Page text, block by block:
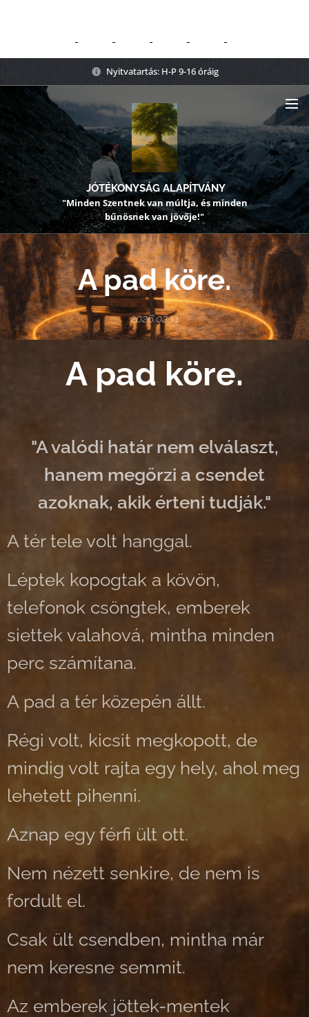
Nyitvatartás: H-P 9-16 óráig
JÓTÉKONYSÁG ALAPÍTVÁNY
"Minden Szentnek van múltja, és minden
bűnösnek van jövője!"
A pad köre.
2026.02.11
A pad köre.
"A valódi határ nem elválaszt,
hanem megőrzi a csendet
azoknak, akik érteni tudják."
A tér tele volt hanggal.
Léptek kopogtak a kövön,
telefonok csöngtek, emberek
siettek valahová, mintha minden
perc számítana.
A pad a tér közepén állt.
Régi volt, kicsit megkopott, de
mindig volt rajta egy hely, ahol meg
lehetett pihenni.
Aznap egy férfi ült ott.
Nem nézett senkire, de nem is
fordult el.
Csak ült csendben, mintha már
nem keresne semmit.
Az emberek jöttek-mentek